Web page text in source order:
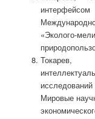
«Эколого-
Токарев,
Мировые